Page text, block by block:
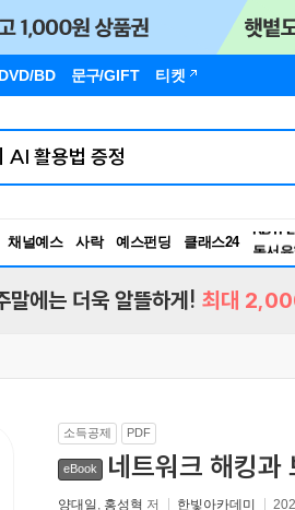
DVD/BD 문구/GIFT 티켓
채널예스 사락 예스펀딩 클래스24
독서
말에는 더욱 알뜰하게! 최대
소득공제 PDF
eBook 네트워크 해킹과
양대일 , 홍성혁 저 한빛아카데미